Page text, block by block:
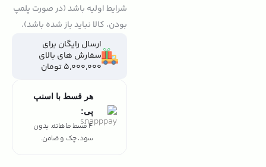
شرایط اولیه باشد (در صورت پلمپ
بودن، کالا نباید باز شده باشد).
ارسال رایگان برای
سفارش های بالای
5,000,000 تومان
هر قسط با اسنپ
پی:
4 قسط ماهانه. بدون
سود، چک و ضامن.